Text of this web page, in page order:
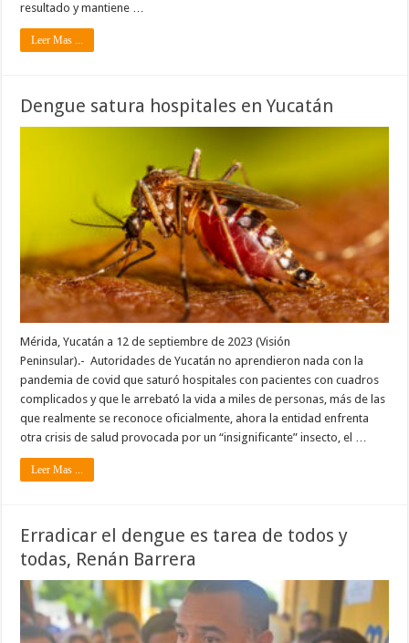
resultado y mantiene …
Leer Mas ...
Dengue satura hospitales en Yucatán
Mérida, Yucatán a 12 de septiembre de 2023 (Visión
Peninsular).- Autoridades de Yucatán no aprendieron nada con la
pandemia de covid que saturó hospitales con pacientes con cuadros
complicados y que le arrebató la vida a miles de personas, más de las
que realmente se reconoce oficialmente, ahora la entidad enfrenta
otra crisis de salud provocada por un “insignificante” insecto, el …
Leer Mas ...
Erradicar el dengue es tarea de todos y
todas, Renán Barrera